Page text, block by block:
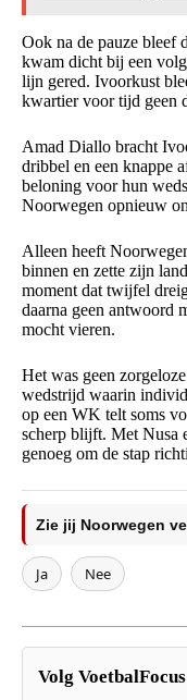
Ook na de pauze bleef
kwam dicht bij een
lijn gered. Ivoorkust
kwartier voor tijd geen
Amad Diallo bracht
dribbel en een knappe
beloning voor hun
Noorwegen opnieuw
Alleen heeft
binnen en zette zijn
moment dat twijfel
daarna geen antwoord
mocht vieren.
Het was geen
wedstrijd waarin
op een WK telt soms
scherp blijft. Met Nusa
genoeg om de stap
Zie jij Noorwegen
Ja Nee
Volg VoetbalFocus